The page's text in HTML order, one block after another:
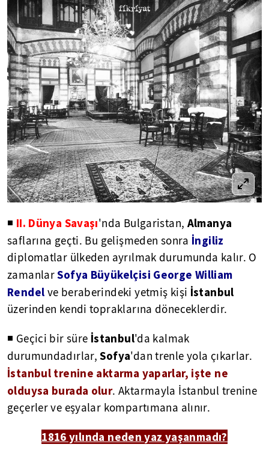
◾ II. Dünya Savaşı'nda Bulgaristan, Almanya
saflarına geçti. Bu gelişmeden sonra İngiliz
diplomatlar ülkeden ayrılmak durumunda kalır. O
zamanlarSofya Büyükelçisi George William
Rendel ve beraberindeki yetmiş kişi İstanbul
üzerinden kendi topraklarına döneceklerdir.
◾ Geçici bir süre İstanbul'da kalmak
durumundadırlar, Sofya'dan trenle yola çıkarlar.
İstanbul trenine aktarma yaparlar, işte ne
olduysa burada olur. Aktarmayla İstanbul trenine
geçerler ve eşyalar kompartımana alınır.
1816 yılında neden yaz yaşanmadı?